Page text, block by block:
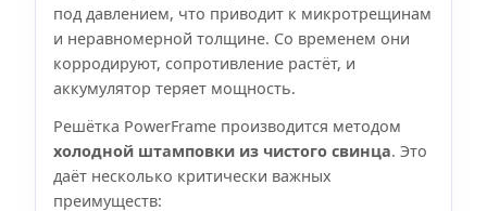
под давлением, что приводит к микротрещинам
и неравномерной толщине. Со временем они
корродируют, сопротивление растёт, и
аккумулятор теряет мощность.
Решётка PowerFrame производится методом
холодной штамповки из чистого свинца. Это
даёт несколько критически важных
преимуществ: